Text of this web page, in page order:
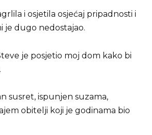
i osjetila osjećaj pripadnosti i
je dugo nedostajao.
je posjetio moj dom kako bi
susret, ispunjen suzama,
obitelji koji je godinama bio